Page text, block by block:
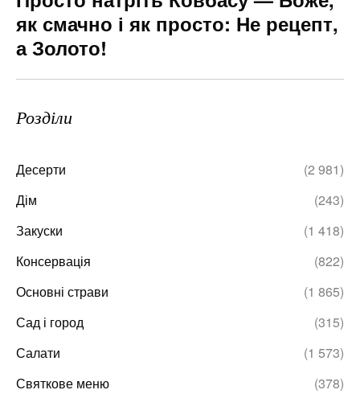
як смачно і як просто: Не рецепт,
а Золото!
Розділи
Десерти
(2 981)
Дім
(243)
Закуски
(1 418)
Консервація
(822)
Основні страви
(1 865)
Сад і город
(315)
Салати
(1 573)
Святкове меню
(378)